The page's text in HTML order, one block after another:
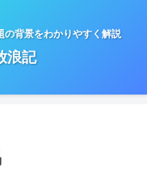
の背景をわかりやすく解説
浪記